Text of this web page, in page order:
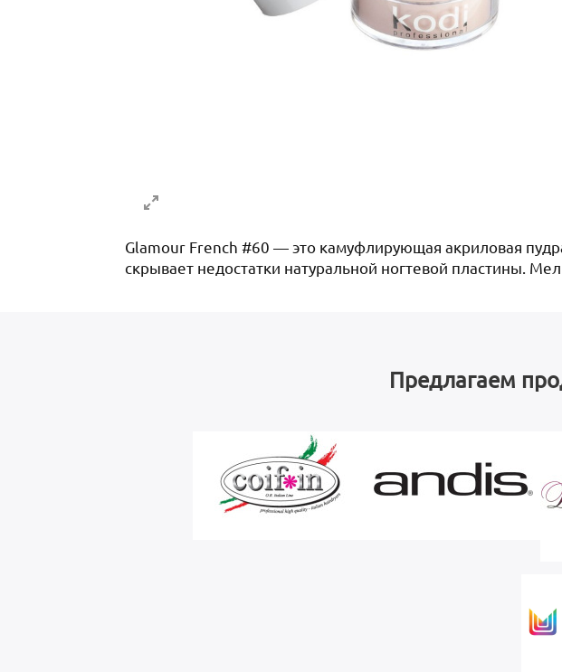
Glamour French #60 — это камуфлирующая акриловая
скрывает недостатки натуральной ногтевой пластины.
Предлагаем